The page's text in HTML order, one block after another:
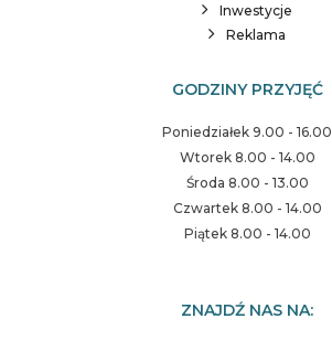
Inwestycje
Reklama
GODZINY PRZYJĘĆ
Poniedziałek 9.00 - 16.00
Wtorek 8.00 - 14.00
Środa 8.00 - 13.00
Czwartek 8.00 - 14.00
Piątek 8.00 - 14.00
ZNAJDŹ NAS NA: